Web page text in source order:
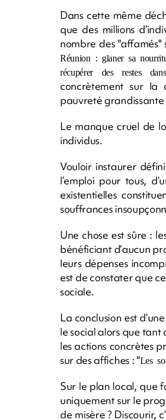
Dans cette même
que des millions
nombre des
Réunion : glaner sa
récupérer des restes
concrètement sur la
pauvreté grandissante
Le manque cruel de
individus.
Vouloir instaurer
l’emploi pour tous,
existentielles
souffrances
Une chose est sûre :
bénéficiant d’aucun
leurs dépenses
est de constater que
sociale.
La conclusion est
le social alors que tant
les actions concrètes
sur des affiches : "Les
Sur le plan local, que
uniquement sur le
de misère ? Discourir,